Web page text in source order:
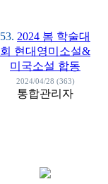
53. 2024 봄 학술대
회 현대영미소설&
미국소설 합동
2024/04/28 (363)
통합관리자